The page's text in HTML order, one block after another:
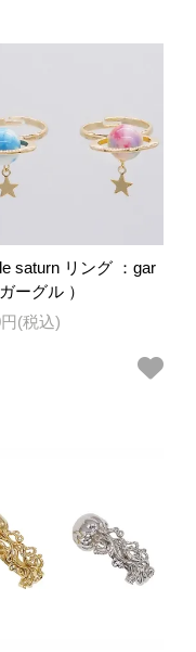
saturn リング ：gar
ーグル ）
(税込)